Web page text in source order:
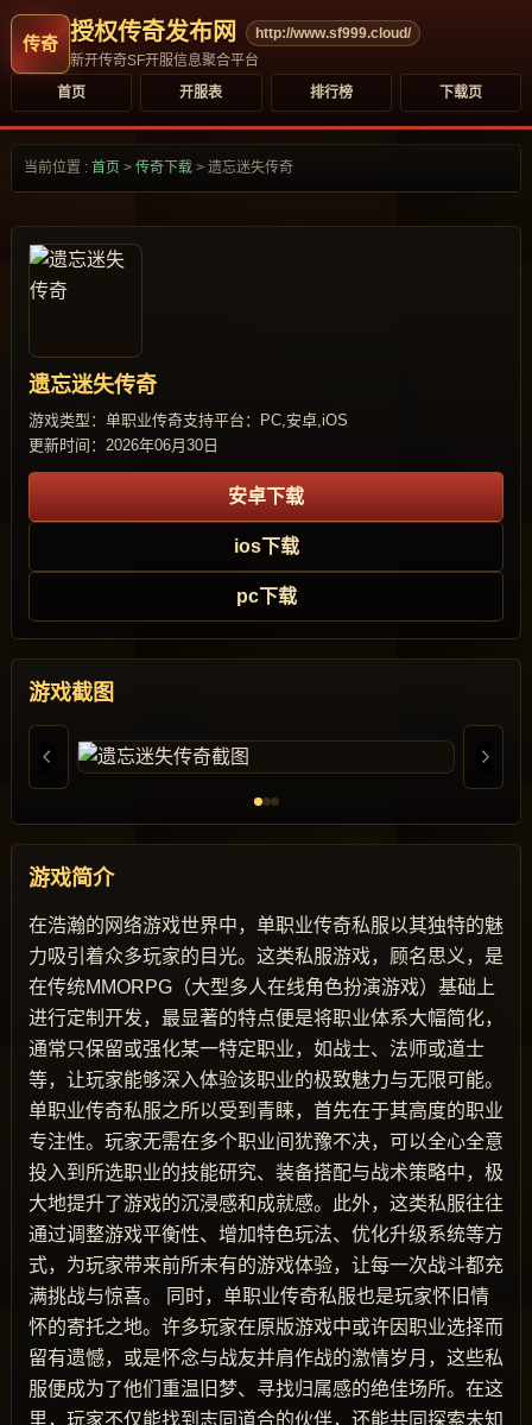
授权传奇发布网
http://www.sf999.cloud/
新开传奇SF开服信息聚合平台
首页
开服表 排行榜 下载页
当前位置 : 首页 > 传奇下载 > 遗忘迷失传奇
遗忘迷失传奇
游戏类型：单职业传奇支持平台：PC,安卓,iOS
更新时间：2026年06月30日
安卓下载
ios下载
pc下载
游戏截图
游戏简介
在浩瀚的网络游戏世界中，单职业传奇私服以其独特的魅
力吸引着众多玩家的目光。这类私服游戏，顾名思义，是
在传统MMORPG（大型多人在线角色扮演游戏）基础上
进行定制开发，最显著的特点便是将职业体系大幅简化，
通常只保留或强化某一特定职业，如战士、法师或道士
等，让玩家能够深入体验该职业的极致魅力与无限可能。
单职业传奇私服之所以受到青睐，首先在于其高度的职业
专注性。玩家无需在多个职业间犹豫不决，可以全心全意
投入到所选职业的技能研究、装备搭配与战术策略中，极
大地提升了游戏的沉浸感和成就感。此外，这类私服往往
通过调整游戏平衡性、增加特色玩法、优化升级系统等方
式，为玩家带来前所未有的游戏体验，让每一次战斗都充
满挑战与惊喜。 同时，单职业传奇私服也是玩家怀旧情
怀的寄托之地。许多玩家在原版游戏中或许因职业选择而
留有遗憾，或是怀念与战友并肩作战的激情岁月，这些私
服便成为了他们重温旧梦、寻找归属感的绝佳场所。在这
里，玩家不仅能找到志同道合的伙伴，还能共同探索未知